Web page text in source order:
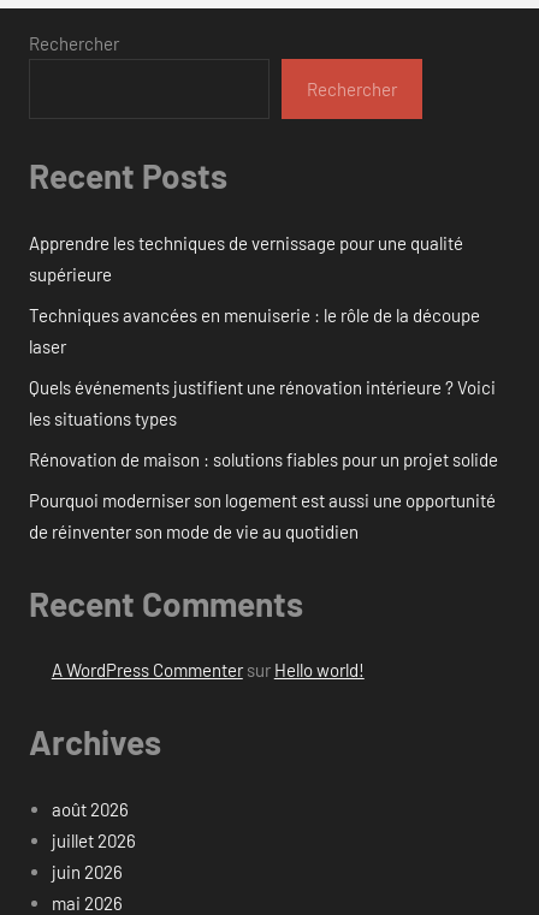
Rechercher
Rechercher
Recent Posts
Apprendre les techniques de vernissage pour une qualité
supérieure
Techniques avancées en menuiserie : le rôle de la découpe
laser
Quels événements justifient une rénovation intérieure ? Voici
les situations types
Rénovation de maison : solutions fiables pour un projet solide
Pourquoi moderniser son logement est aussi une opportunité
de réinventer son mode de vie au quotidien
Recent Comments
A WordPress Commentersur Hello world!
Archives
août 2026
juillet 2026
juin 2026
mai 2026